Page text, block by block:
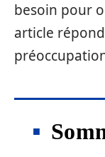
besoin pour
article